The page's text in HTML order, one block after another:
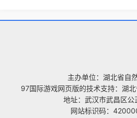
主办单位：湖北省自
97国际游戏网页版的技术支持：湖
地址：武汉市武昌区公
网站标识码：